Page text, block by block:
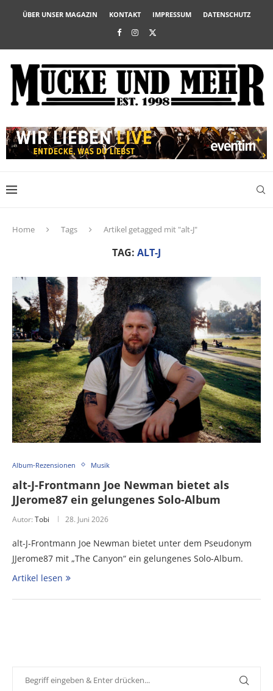
ÜBER UNSER MAGAZIN KONTAKT IMPRESSUM DATENSCHUTZ
Home Tags Artikel getagged mit "alt-J"
TAG: ALT-J
Album-Rezensionen Musik
alt-J-Frontmann Joe Newman bietet als
JJerome87 ein gelungenes Solo-Album
Autor: Tobi 28. Juni 2026
alt-J-Frontmann Joe Newman bietet unter dem Pseudonym
JJerome87 mit „The Canyon“ ein gelungenes Solo-Album.
Artikel lesen